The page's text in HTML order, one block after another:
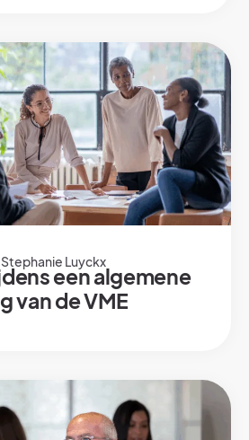
Stephanie Luyckx
een algemene
van de VME